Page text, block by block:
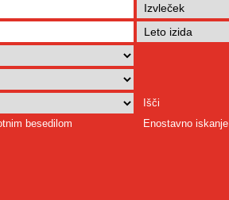
Išči
besedilom
Enostavno iskanje